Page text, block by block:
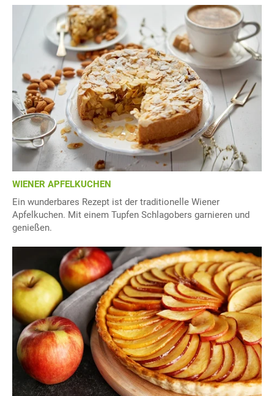
WIENER APFELKUCHEN
Ein wunderbares Rezept ist der traditionelle Wiener
Apfelkuchen. Mit einem Tupfen Schlagobers garnieren und
genießen.